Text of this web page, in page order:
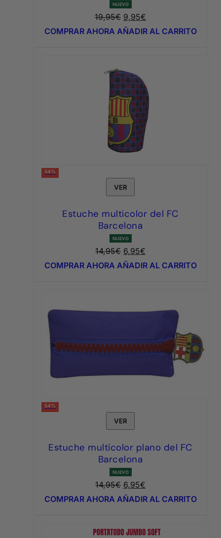
NUEVO
19,95€ El
precio
9,95€
precio
COMPRAR AHORA AÑADIR AL CARRITO
54%
VER
Estuche multicolor del FC
Barcelona
NUEVO
14,95€ El
precio
6,95€
precio
COMPRAR AHORA AÑADIR AL CARRITO
54%
VER
Estuche multicolor plano del FC
Barcelona
NUEVO
14,95€ El
precio
14,95€.
6,95€
precio
6,95€.
COMPRAR AHORA AÑADIR AL CARRITO